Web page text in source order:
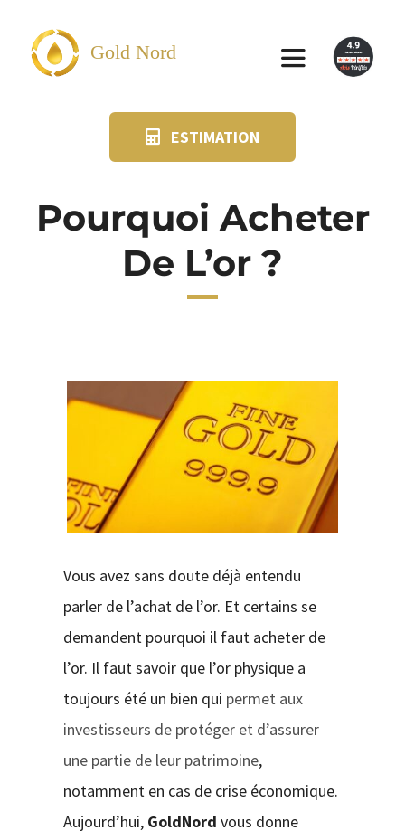
contenu
Gold Nord
Toggle
SUIVI KIT POSTAL
NOS AGENCES
ESTIMATION
Pourquoi Acheter
De L’or ?
Vous avez sans doute déjà entendu
parler de l’achat de l’or. Et certains se
demandent pourquoi il faut acheter de
l’or. Il faut savoir que l’or physique a
toujours été un bien qui permet aux
investisseurs de protéger et d’assurer
une partie de leur patrimoine,
notamment en cas de crise économique.
Aujourd’hui, GoldNord vous donne